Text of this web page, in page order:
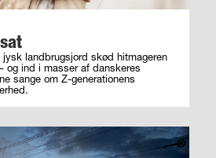
jysk landbrugsjord skød hitmageren
og ind i masser af ­danskeres
sange om ­Z-generationens